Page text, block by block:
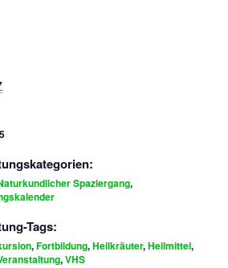
Spaziergang,
Tags:
,Fortbildung,Heilkräuter,Heilmittel,
,VHS